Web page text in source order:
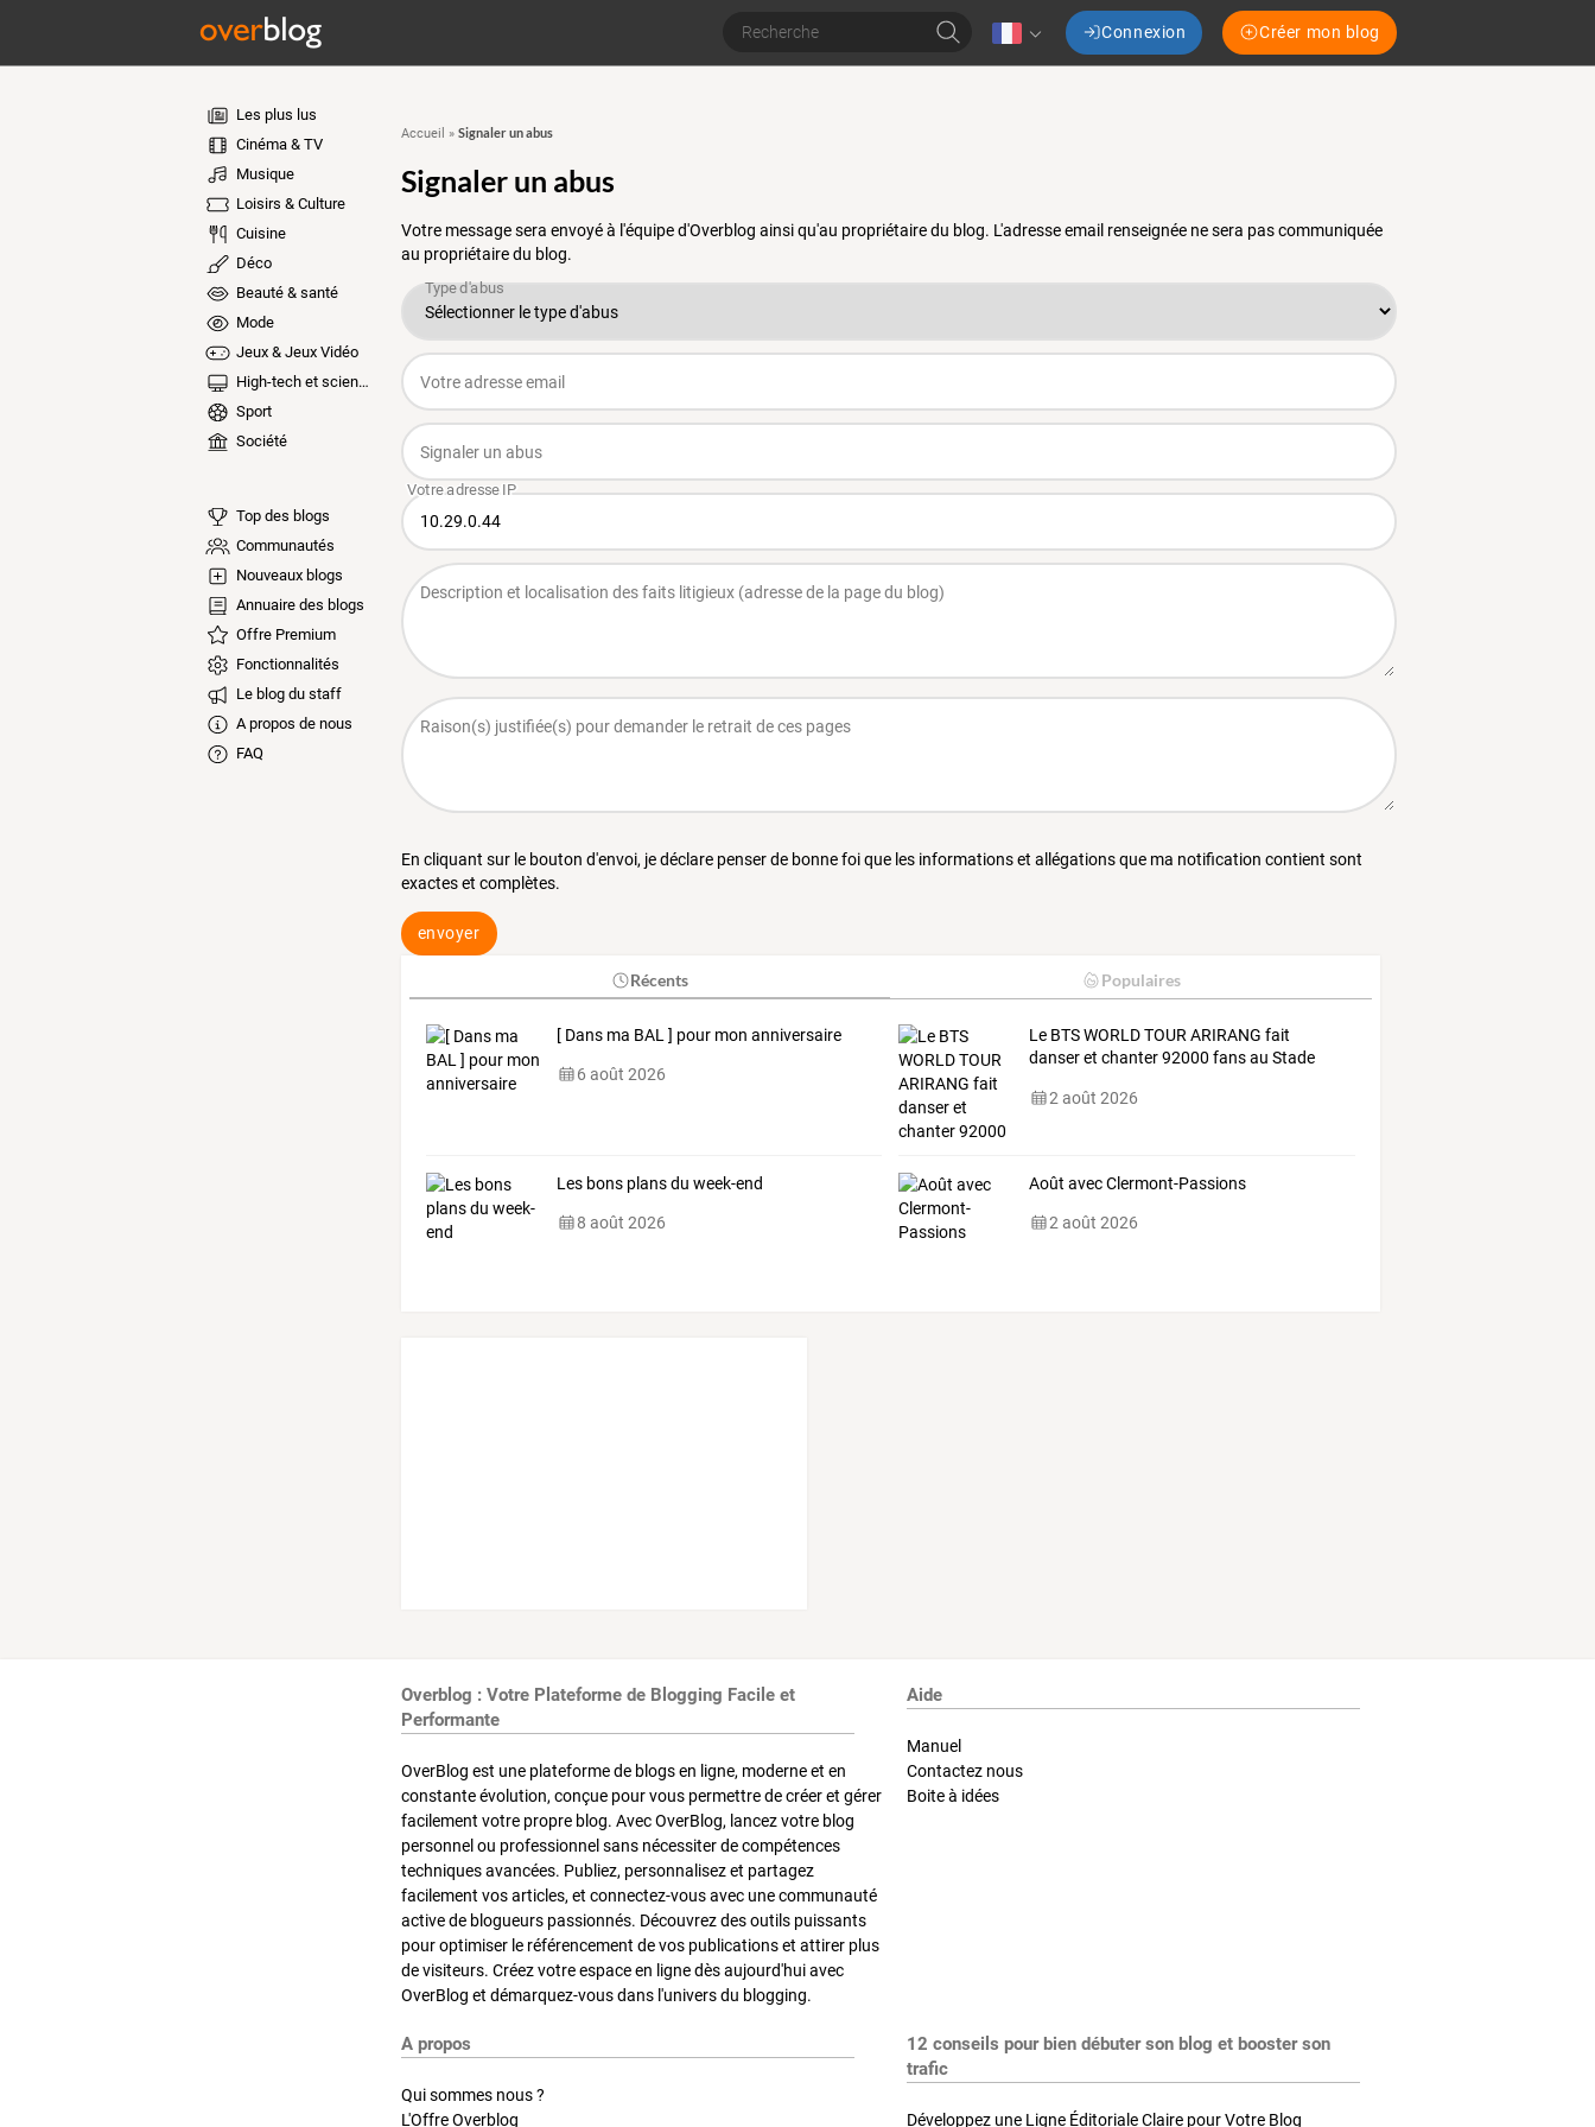
Connexion Créer mon blog
Les plus lus
Cinéma & TV
Musique
Loisirs & Culture
Cuisine
Déco
Beauté & santé
Mode
Jeux & Jeux Vidéo
High-tech et sciences
Sport
Société
Top des blogs
Communautés
Nouveaux blogs
Annuaire des blogs
Offre Premium
Fonctionnalités
Le blog du staff
A propos de nous
FAQ
Accueil » Signaler un abus
Signaler un abus
Votre message sera envoyé à l'équipe d'Overblog ainsi qu'au propriétaire du blog. L'adresse email renseignée ne sera pas communiquée
au propriétaire du blog.
En cliquant sur le bouton d'envoi, je déclare penser de bonne foi que les informations et allégations que ma notification contient sont
exactes et complètes.
envoyer
Récents Populaires
[ Dans ma BAL ] pour mon anniversaire
6 août 2026
Le BTSWORLDTOUR ARIRANG fait
danseret chanter92000 fansau Stade
2 août 2026
Les bons plans du week-end
8 août 2026
Août avec Clermont-Passions
2 août 2026
Overblog : Votre Plateforme de Blogging Facile et
Performante
OverBlog est une plateforme de blogs en ligne, moderne et en
constante évolution, conçue pour vous permettre de créer et gérer
facilement votre propre blog. Avec OverBlog, lancez votre blog
personnel ou professionnel sans nécessiter de compétences
techniques avancées. Publiez, personnalisez et partagez
facilement vos articles, et connectez-vous avec une communauté
active de blogueurs passionnés. Découvrez des outils puissants
pour optimiser le référencement de vos publications et attirer plus
de visiteurs. Créez votre espace en ligne dès aujourd'hui avec
OverBlog et démarquez-vous dans l'univers du blogging.
Aide
Manuel
Contactez nous
Boite à idées
A propos
Qui sommes nous ?
L'Offre Overblog
12 conseils pour bien débuter son blog et booster son
trafic
Développez une Ligne Éditoriale Claire pour Votre Blog